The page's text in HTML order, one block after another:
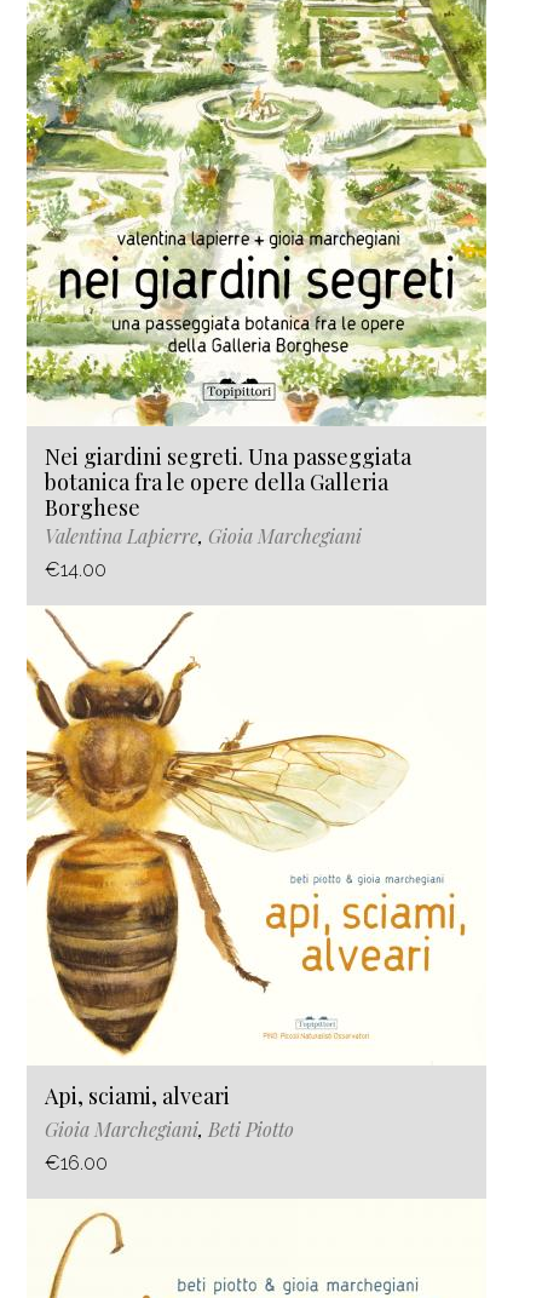
Nei giardini segreti. Una passeggiata
botanica fra le opere della Galleria
Borghese
Valentina Lapierre, Gioia Marchegiani
€14.00
Api, sciami, alveari
Gioia Marchegiani, Beti Piotto
€16.00